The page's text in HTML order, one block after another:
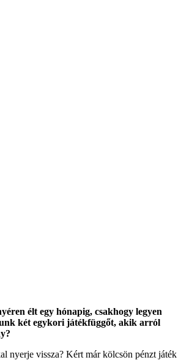
élt egy hónapig, csakhogy legyen
két egykori játékfüggőt, akik arról
nyerje vissza? Kért már kölcsön pénzt játék